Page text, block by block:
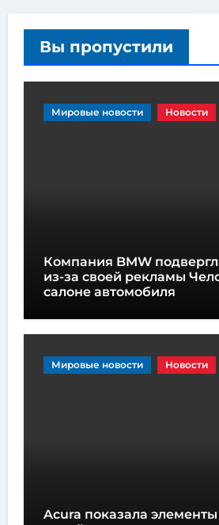
Вы пропустили
Мировые новости Новости
Компания BMW
из-за своей рекламы
салоне автомобиля
Мировые новости Новости
Acura показала